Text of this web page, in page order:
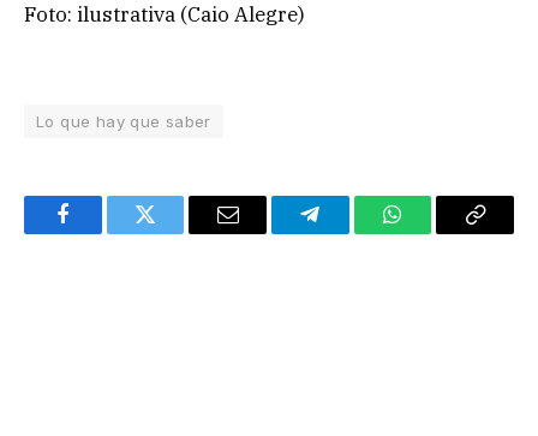
Foto: ilustrativa (Caio Alegre)
Lo que hay que saber
FacebookTwitter Email TelegramWhatsAppCopy